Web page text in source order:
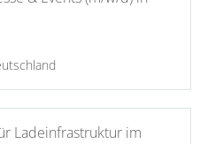
Ladeinfrastruktur im